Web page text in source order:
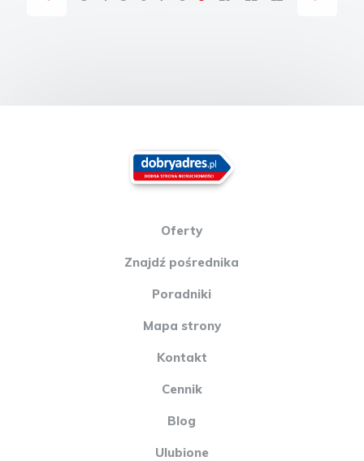
Oferty
Znajdź pośrednika
Poradniki
Mapa strony
Kontakt
Cennik
Blog
Ulubione